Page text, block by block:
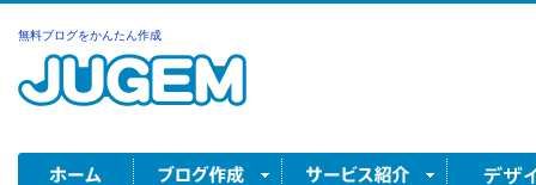
無料ブログをかんたん作成